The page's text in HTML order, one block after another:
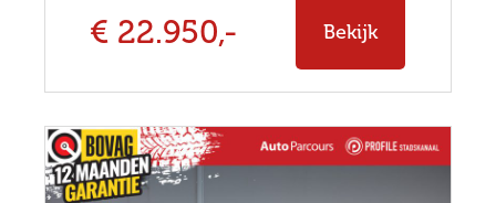
€ 22.950,- Bekijk